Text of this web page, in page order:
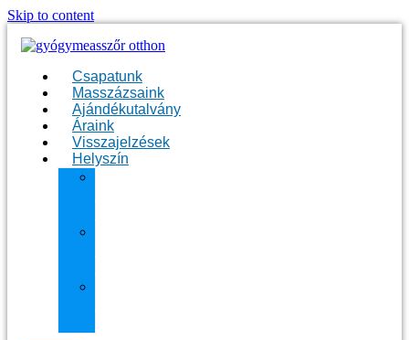
Skip to content
Csapatunk
Masszázsaink
Ajándékutalvány
Áraink
Visszajelzések
Helyszín